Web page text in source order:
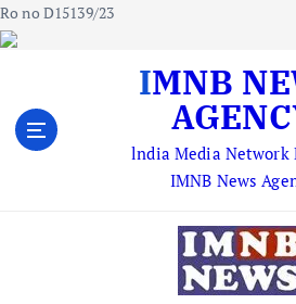
Ro no D15139/23
IMNB NEWS
lndia Media Network
IMNB News